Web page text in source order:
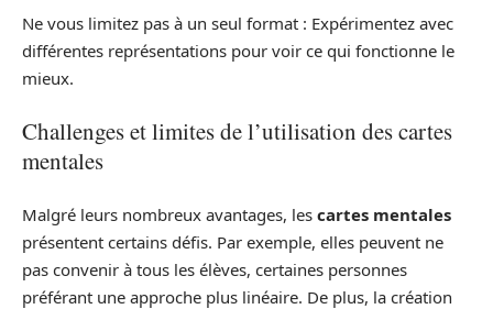
Ne vous limitez pas à un seul format : Expérimentez avec
différentes représentations pour voir ce qui fonctionne le
mieux.
Challenges et limites de l’utilisation des cartes
mentales
Malgré leurs nombreux avantages, les cartes mentales
présentent certains défis. Par exemple, elles peuvent ne
pas convenir à tous les élèves, certaines personnes
préférant une approche plus linéaire. De plus, la création